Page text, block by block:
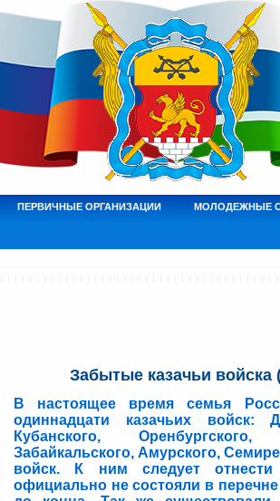
ПЕРВИЧНЫЕ ОРГАНИЗАЦИИ МОЛОДЕЖНЫЕ
Забытые казачьи войска
В настоящее время семья
одиннадцати казачьих войск:
Кубанского, Оренбургского,
Забайкальского, Амурского,
войск. К ним следует
официально не состояли в